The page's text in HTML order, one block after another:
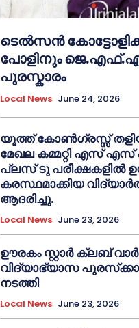
ടെൽസൻ
പോളിനും
പുരസ്കാരം
Local News June 24, 2026
യൂത്ത് കോൺഗ്രസ്സ്
മേഖല കമ്മറ്റി എസ്
പ്ലസ് ടു പരീക്ഷകളിൽ
കരസ്ഥമാക്കിയ
ആദരിച്ചു.
Local News June 23, 2026
ഊരകം സ്റ്റാർ ക്ലബ്
വിദ്യാഭ്യാസ
നടത്തി
Local News June 23, 2026